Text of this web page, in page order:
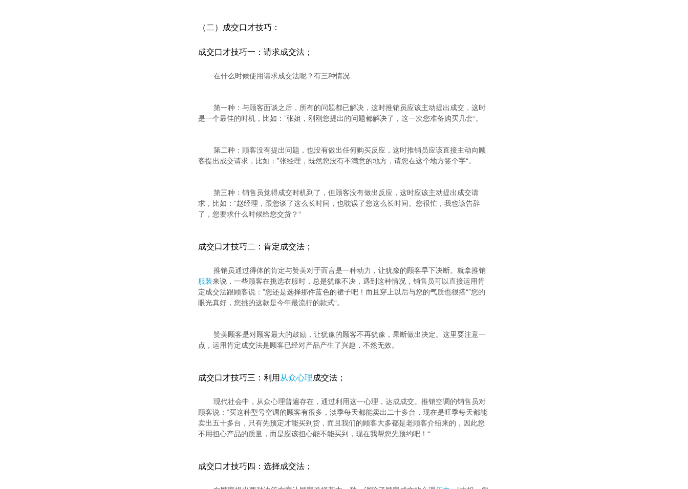
（二）成交口才技巧：
成交口才技巧一：请求成交法；
在什么时候使用请求成交法呢？有三种情况
第一种：与顾客面谈之后，所有的问题都已解决，这时推销员应该主动提出成交，这时
是一个最佳的时机，比如：”张姐，刚刚您提出的问题都解决了，这一次您准备购买几套“。
第二种：顾客没有提出问题，也没有做出任何购买反应，这时推销员应该直接主动向顾
客提出成交请求，比如：”张经理，既然您没有不满意的地方，请您在这个地方签个字“。
第三种：销售员觉得成交时机到了，但顾客没有做出反应，这时应该主动提出成交请
求，比如：”赵经理，跟您谈了这么长时间，也耽误了您这么长时间。您很忙，我也该告辞
了，您要求什么时候给您交货？“
成交口才技巧二：肯定成交法；
推销员通过得体的肯定与赞美对于而言是一种动力，让犹豫的顾客早下决断。就拿推销
服装来说，一些顾客在挑选衣服时，总是犹豫不决，遇到这种情况，销售员可以直接运用肯
定成交法跟顾客说：”您还是选择那件蓝色的裙子吧！而且穿上以后与您的气质也很搭“”您的
眼光真好，您挑的这款是今年最流行的款式“。
赞美顾客是对顾客最大的鼓励，让犹豫的顾客不再犹豫，果断做出决定。这里要注意一
点，运用肯定成交法是顾客已经对产品产生了兴趣，不然无效。
成交口才技巧三：利用从众心理成交法；
现代社会中，从众心理普遍存在，通过利用这一心理，达成成交。推销空调的销售员对
顾客说：”买这种型号空调的顾客有很多，淡季每天都能卖出二十多台，现在是旺季每天都能
卖出五十多台，只有先预定才能买到货，而且我们的顾客大多都是老顾客介绍来的，因此您
不用担心产品的质量，而是应该担心能不能买到，现在我帮您先预约吧！“
成交口才技巧四：选择成交法；